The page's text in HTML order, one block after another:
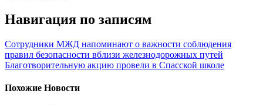
Навигация по записям
Сотрудники МЖД напоминают о важности соблюдения
правил безопасности вблизи железнодорожных путей
Благотворительную акцию провели в Спасской школе
Похожие Новости